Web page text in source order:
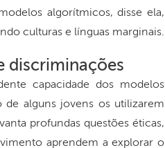
algorítmicos, disse ela,
culturas e línguas marginais.
discriminações
capacidade dos modelos
de alguns jovens os utilizarem
profundas questões éticas,
aprendem a explorar o